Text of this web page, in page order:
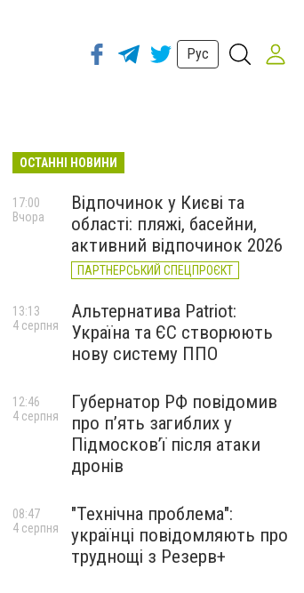
Рус
ОСТАННІ НОВИНИ
Відпочинок у Києві та
області: пляжі, басейни,
активний відпочинок 2026
ПАРТНЕРСЬКИЙ СПЕЦПРОЄКТ
17:00
Вчора
Альтернатива Patriot:
Україна та ЄС створюють
нову систему ППО
13:13
4 серпня
Губернатор РФ повідомив
про п’ять загиблих у
Підмосков’ї після атаки
дронів
12:46
4 серпня
"Технічна проблема":
українці повідомляють про
труднощі з Резерв+
08:47
4 серпня